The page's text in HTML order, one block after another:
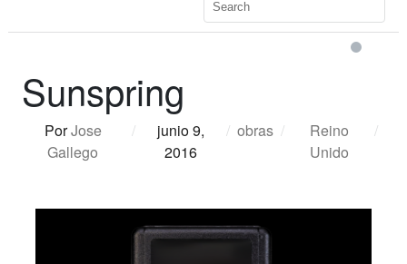
Sunspring
PorJose
Gallego
/
junio 9,
2016
/ obras /
Reino
Unido
/